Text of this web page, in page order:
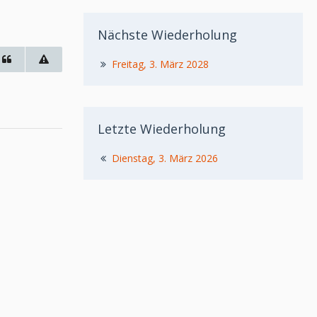
Nächste Wiederholung
Freitag, 3. März 2028
Letzte Wiederholung
Dienstag, 3. März 2026